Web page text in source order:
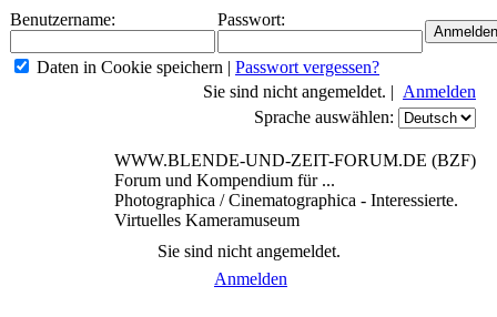
Benutzername: Passwort:
Daten in Cookie speichern | Passwort vergessen?
Sie sind nicht angemeldet. | Anmelden
Sprache auswählen:
WWW.BLENDE-UND-ZEIT-FORUM.DE (BZF)
Forum und Kompendium für ...
Photographica / Cinematographica - Interessierte.
Virtuelles Kameramuseum
Sie sind nicht angemeldet.
Anmelden